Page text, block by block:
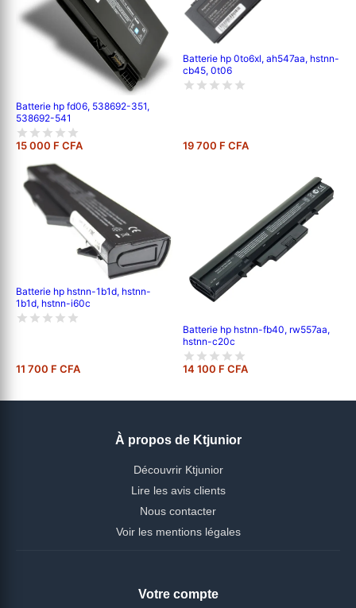
Batterie hp fd06, 538692-351,
538692-541
15 000 F CFA
Batterie hp 0to6xl, ah547aa, hstnn-
cb45, 0t06
19 700 F CFA
Batterie hp hstnn-1b1d, hstnn-
1b1d, hstnn-i60c
11 700 F CFA
Batterie hp hstnn-fb40, rw557aa,
hstnn-c20c
14 100 F CFA
À propos de Ktjunior
Découvrir Ktjunior
Lire les avis clients
Nous contacter
Voir les mentions légales
Votre compte